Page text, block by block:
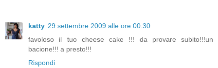
katty 29 settembre 2009 alle ore 00:30
favoloso il tuo cheese cake !!! da provare subito!!!un
bacione!!! a presto!!!
Rispondi